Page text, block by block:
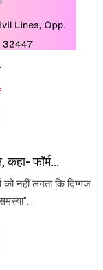
कहा- फॉर्म...
को नहीं लगता कि दिग्गज